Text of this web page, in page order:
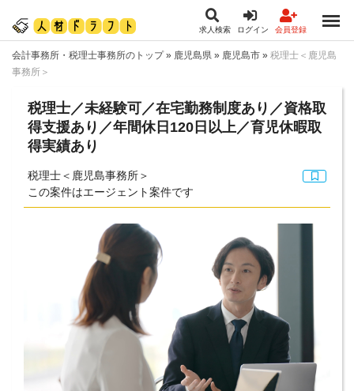
求人検索 ログイン 会員登録
会計事務所・税理士事務所のトップ» 鹿児島県 » 鹿児島市 » 税理士＜鹿児島
事務所＞
税理士／未経験可／在宅勤務制度あり／資格取
得支援あり／年間休日120日以上／育児休暇取
得実績あり
税理士＜鹿児島事務所＞
この案件はエージェント案件です